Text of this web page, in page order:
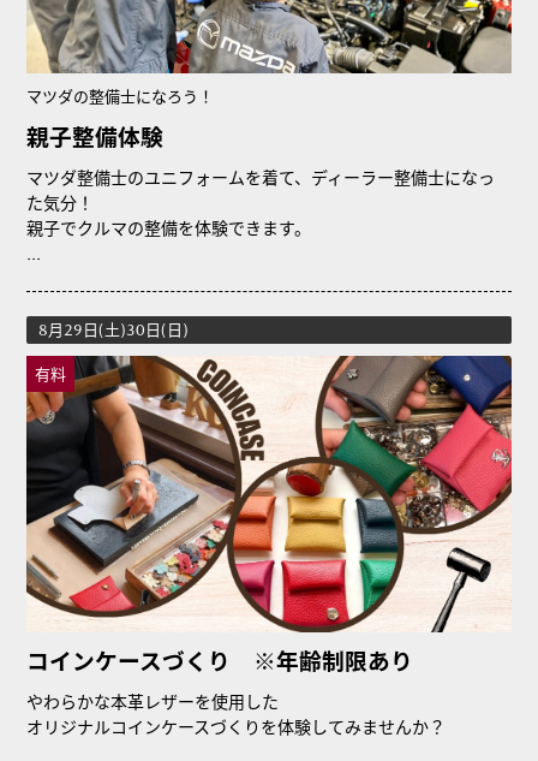
マツダの整備士になろう！
親子整備体験
マツダ整備士のユニフォームを着て、ディーラー整備士になっ
た気分！
親子でクルマの整備を体験できます。
8月29日(土)30日(日)
有料
コインケースづくり ※年齢制限あり
やわらかな本革レザーを使用した
オリジナルコインケースづくりを体験してみませんか？